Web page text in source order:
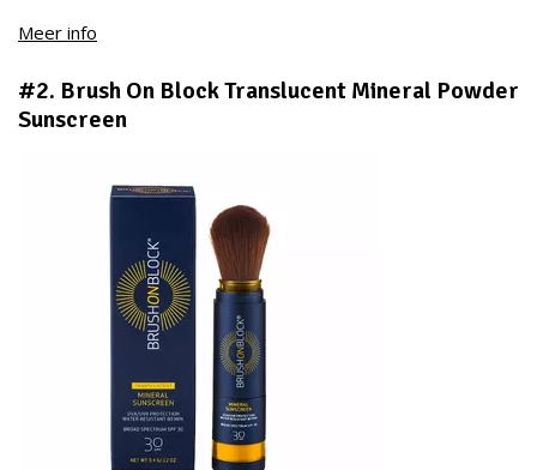
Meer info
#2. Brush On Block Translucent Mineral Powder
Sunscreen